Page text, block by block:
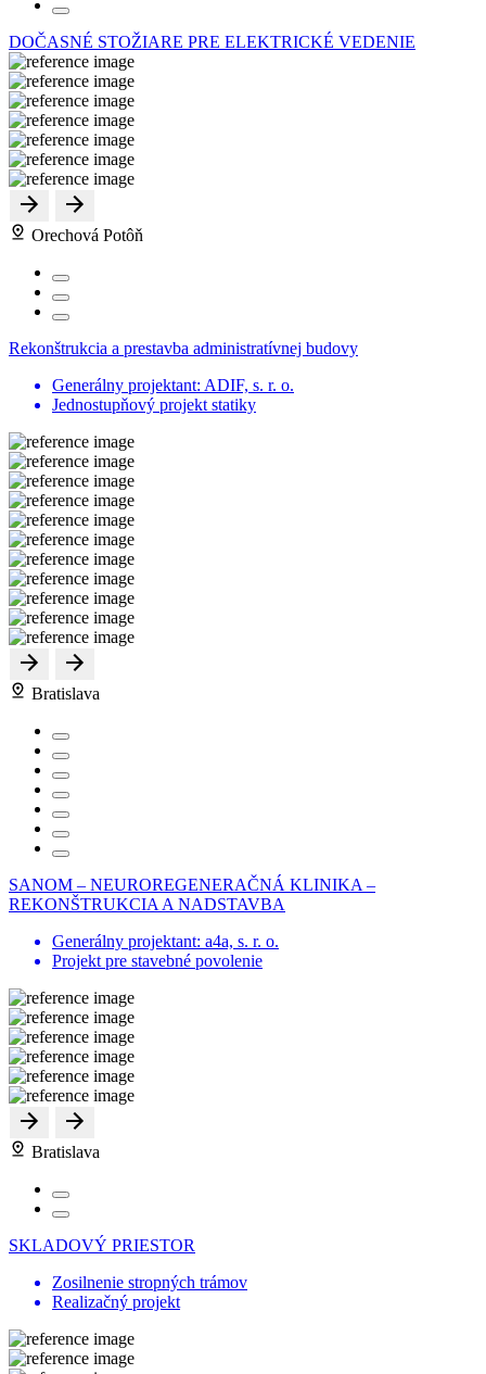
DOČASNÉ STOŽIARE PRE ELEKTRICKÉ VEDENIE
Orechová Potôň
Rekonštrukcia a prestavba administratívnej budovy
Generálny projektant: ADIF, s. r. o.
Jednostupňový projekt statiky
Bratislava
SANOM – NEUROREGENERAČNÁ KLINIKA –
REKONŠTRUKCIA A NADSTAVBA
Generálny projektant: a4a, s. r. o.
Projekt pre stavebné povolenie
Bratislava
SKLADOVÝ PRIESTOR
Zosilnenie stropných trámov
Realizačný projekt